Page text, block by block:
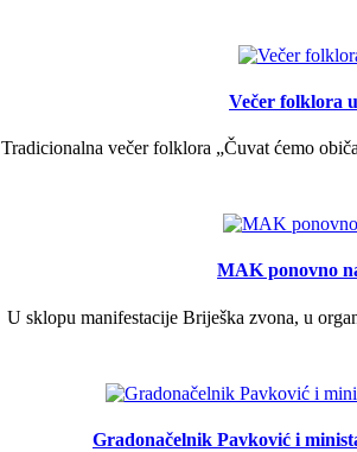
Večer folklora
Tradicionalna večer folklora „Čuvat ćemo
MAK ponovno
U sklopu manifestacije Briješka zvona, u
Gradonačelnik Pavković i